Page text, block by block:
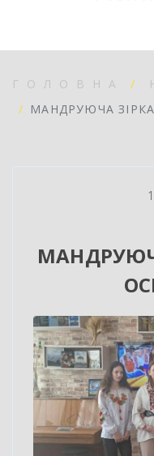
ГОЛОВНА
МАНДРУЮЧА